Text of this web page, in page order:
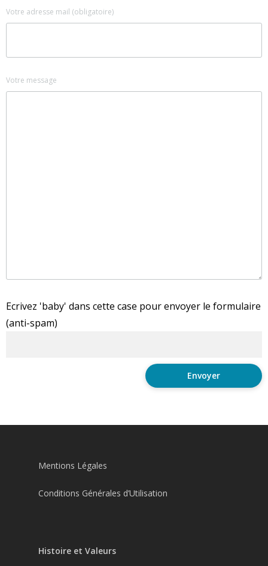
Votre adresse mail (obligatoire)
Votre message
Ecrivez 'baby' dans cette case pour envoyer le formulaire
(anti-spam)
Mentions Légales
Conditions Générales d’Utilisation
Histoire et Valeurs